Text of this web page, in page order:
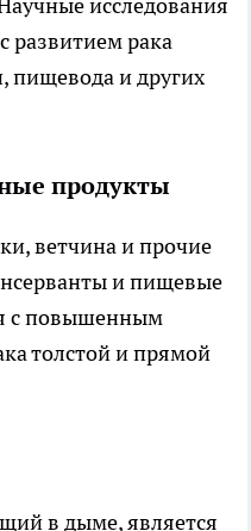
развитием рака
пищевода и других
продукты
ветчина и прочие
и пищевые
с повышенным
толстой и прямой
в дыме, является